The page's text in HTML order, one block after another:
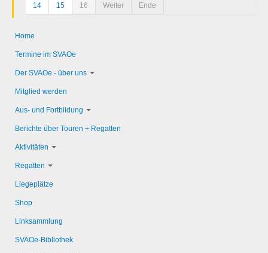
14 15 16 Weiter Ende
Home
Termine im SVAOe
Der SVAOe - über uns
Mitglied werden
Aus- und Fortbildung
Berichte über Touren + Regatten
Aktivitäten
Regatten
Liegeplätze
Shop
Linksammlung
SVAOe-Bibliothek